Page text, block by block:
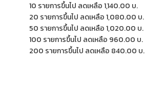
10 รายการขึ้นไป ลดเหลือ 1,140.00 บ.
20 รายการขึ้นไป ลดเหลือ 1,080.00 บ.
50 รายการขึ้นไป ลดเหลือ 1,020.00 บ.
100 รายการขึ้นไป ลดเหลือ 960.00 บ.
200 รายการขึ้นไป ลดเหลือ 840.00 บ.